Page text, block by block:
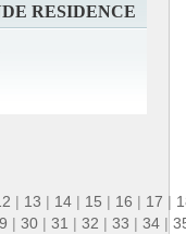
RESIDENCE
| 13 | 14 | 15 | 16 | 17 |
| 30 | 31 | 32 | 33 | 34 |